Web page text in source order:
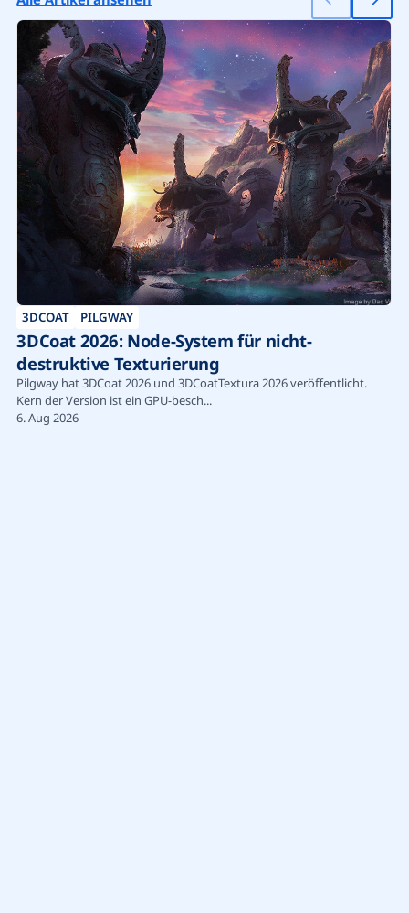
3DCOAT PILGWAY
3DCoat 2026: Node-System für nicht-
destruktive Texturierung
Pilgway hat 3DCoat 2026 und 3DCoatTextura 2026 veröffentlicht.
Kern der Version ist ein GPU-besch...
6. Aug 2026